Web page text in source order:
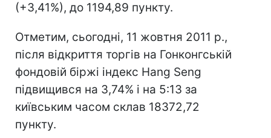
(+3,41%), до 1194,89 пункту.
Отметим, сьогодні, 11 жовтня 2011 р.,
після відкриття торгів на Гонконгській
фондовій біржі індекс Hang Seng
підвищився на 3,74% і на 5:13 за
київським часом склав 18372,72
пункту.